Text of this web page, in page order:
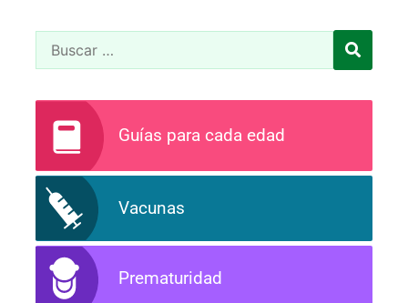
Guías para cada edad
Vacunas
Prematuridad